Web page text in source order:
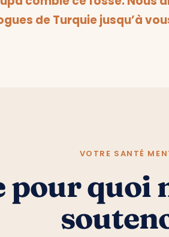
de Turquie jusqu’à
VOTRE SANTÉ
pour quoi